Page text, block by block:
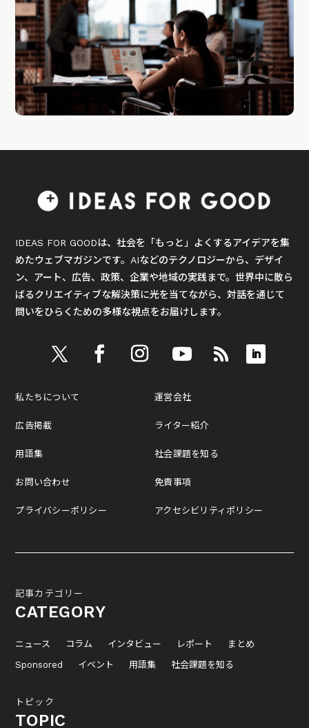
IDEAS FOR GOODは、社会を「もっと」よくするアイデアを集
めたウェブマガジンです。AIなどのテクノロジーから、デザイ
ン、アート、広告、政策、企業や地域の実践まで。世界中に散ら
ばるクリエイティブな解決策に光を当てながら、対話を通じて
問いをひらくための多様な視点をお届けします。
私たちについて
広告掲載
用語集
お問い合わせ
プライバシーポリシー
運営会社
ライター紹介
社会課題を知る
免責事項
アクセシビリティポリシー
記事カテゴリー
CATEGORY
ニュース コラム インタビュー レポート
まとめ
Sponsored
イベント 用語集 社会課題を知る
トピック
TOPIC